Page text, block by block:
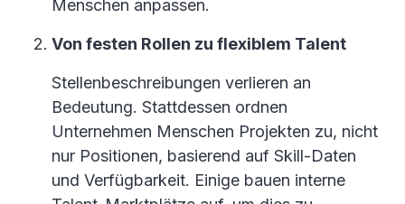
Menschen anpassen.
Von festen Rollen zu flexiblem Talent
Stellenbeschreibungen verlieren an
Bedeutung. Stattdessen ordnen
Unternehmen Menschen Projekten zu, nicht
nur Positionen, basierend auf Skill-Daten
und Verfügbarkeit. Einige bauen interne